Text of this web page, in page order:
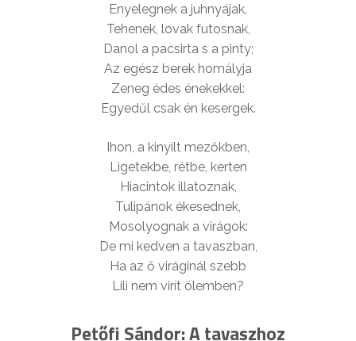
Enyelegnek a juhnyájak,
Tehenek, lovak futosnak,
Danol a pacsirta s a pinty;
Az egész berek homályja
Zeneg édes énekekkel:
Egyedűl csak én kesergek.
Ihon, a kinyílt mezőkben,
Ligetekbe, rétbe, kerten
Hiacintok illatoznak,
Tulipánok ékesednek,
Mosolyognak a virágok:
De mi kedven a tavaszban,
Ha az ő viráginál szebb
Lili nem virít ölemben?
Petőfi Sándor: A tavaszhoz